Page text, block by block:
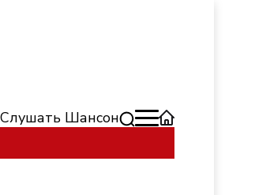
Слушать Шансон